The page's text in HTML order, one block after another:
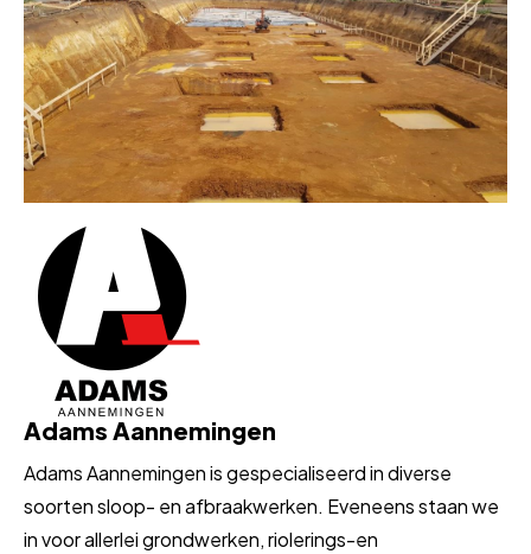
Adams Aannemingen
Adams Aannemingen is gespecialiseerd in diverse
soorten sloop- en afbraakwerken. Eveneens staan we
in voor allerlei grondwerken, riolerings-en